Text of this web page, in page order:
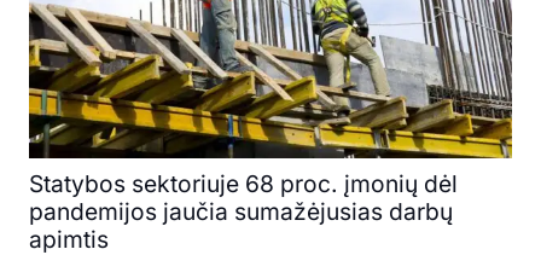
Statybos sektoriuje 68 proc. įmonių dėl
pandemijos jaučia sumažėjusias darbų
apimtis